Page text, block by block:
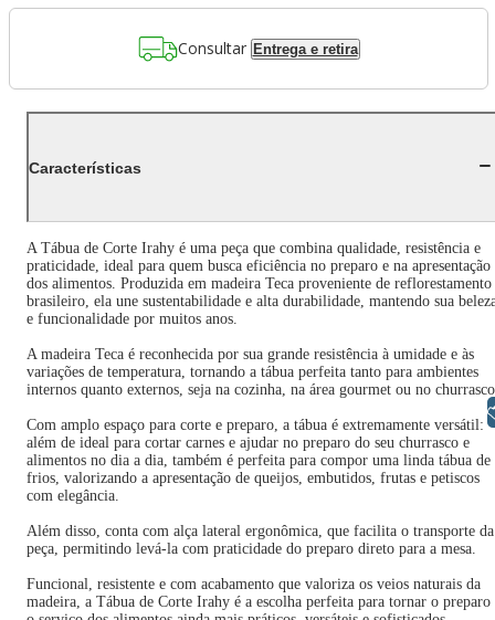
Consultar Entrega e retira
Características
A Tábua de Corte Irahy é uma peça que combina qualidade, resistência e
praticidade, ideal para quem busca eficiência no preparo e na apresentação
dos alimentos. Produzida em madeira Teca proveniente de reflorestamento
brasileiro, ela une sustentabilidade e alta durabilidade, mantendo sua
e funcionalidade por muitos anos.
A madeira Teca é reconhecida por sua grande resistência à umidade e às
variações de temperatura, tornando a tábua perfeita tanto para ambientes
internos quanto externos, seja na cozinha, na área gourmet ou no
Com amplo espaço para corte e preparo, a tábua é extremamente versátil:
além de ideal para cortar carnes e ajudar no preparo do seu churrasco e
alimentos no dia a dia, também é perfeita para compor uma linda tábua de
frios, valorizando a apresentação de queijos, embutidos, frutas e petiscos
com elegância.
Além disso, conta com alça lateral ergonômica, que facilita o transporte da
peça, permitindo levá-la com praticidade do preparo direto para a mesa.
Funcional, resistente e com acabamento que valoriza os veios naturais da
madeira, a Tábua de Corte Irahy é a escolha perfeita para tornar o preparo